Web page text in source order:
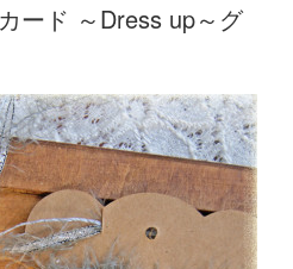
ード ～Dress up～グ